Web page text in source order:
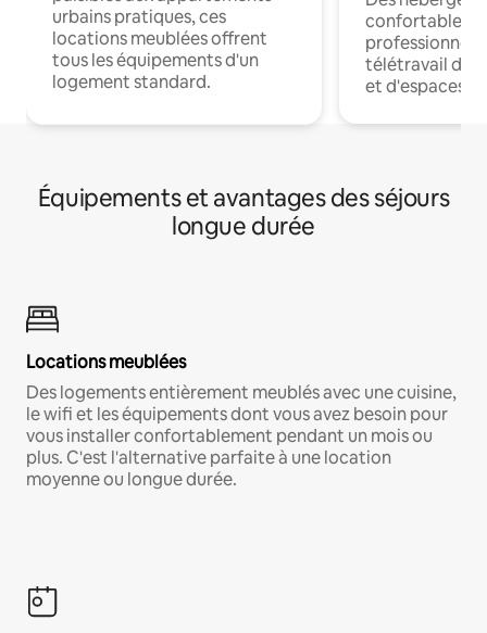
urbains pratiques, ces
locations meublées offrent
tous les équipements d'un
logement standard.
confortables
professionnels
télétravail
et d'espaces
Équipements et avantages des séjours
longue durée
Locations meublées
Des logements entièrement meublés avec une cuisine,
le wifi et les équipements dont vous avez besoin pour
vous installer confortablement pendant un mois ou
plus. C'est l'alternative parfaite à une location
moyenne ou longue durée.